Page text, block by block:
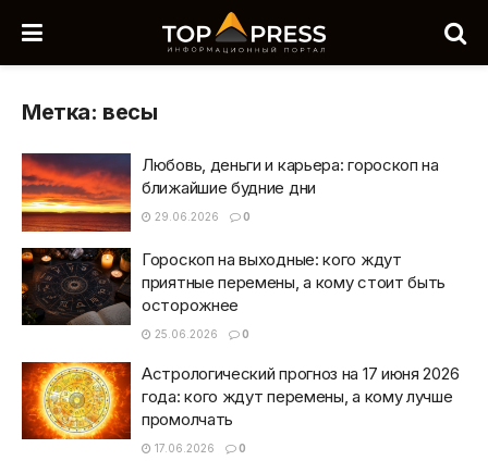
Метка: весы
Любовь, деньги и карьера: гороскоп на
ближайшие будние дни
29.06.2026 0
Гороскоп на выходные: кого ждут
приятные перемены, а кому стоит быть
осторожнее
25.06.2026 0
Астрологический прогноз на 17 июня 2026
года: кого ждут перемены, а кому лучше
промолчать
17.06.2026 0